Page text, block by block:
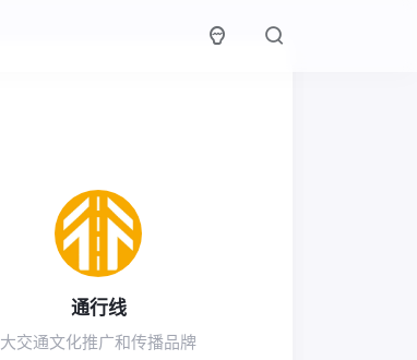
通行线
大交通文化推广和传播品牌